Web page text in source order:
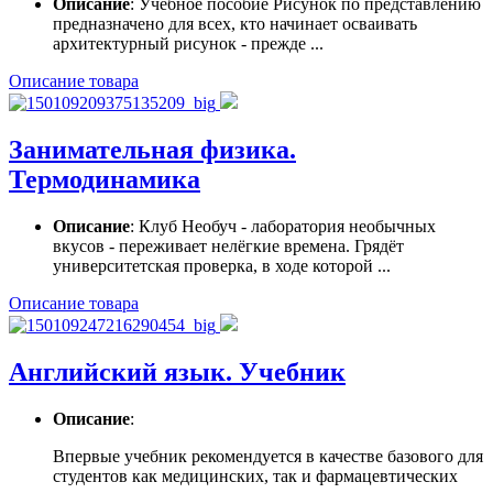
Описание: Учебное пособие Рисунок по представлению
предназначено для всех, кто начинает осваивать
архитектурный рисунок - прежде ...
Описание товара
Занимательная физика.
Термодинамика
Описание: Клуб Необуч - лаборатория необычных
вкусов - переживает нелёгкие времена. Грядёт
университетская проверка, в ходе которой ...
Описание товара
Английский язык. Учебник
Описание:
Впервые учебник рекомендуется в качестве базового для
студентов как медицинских, так и фармацевтических